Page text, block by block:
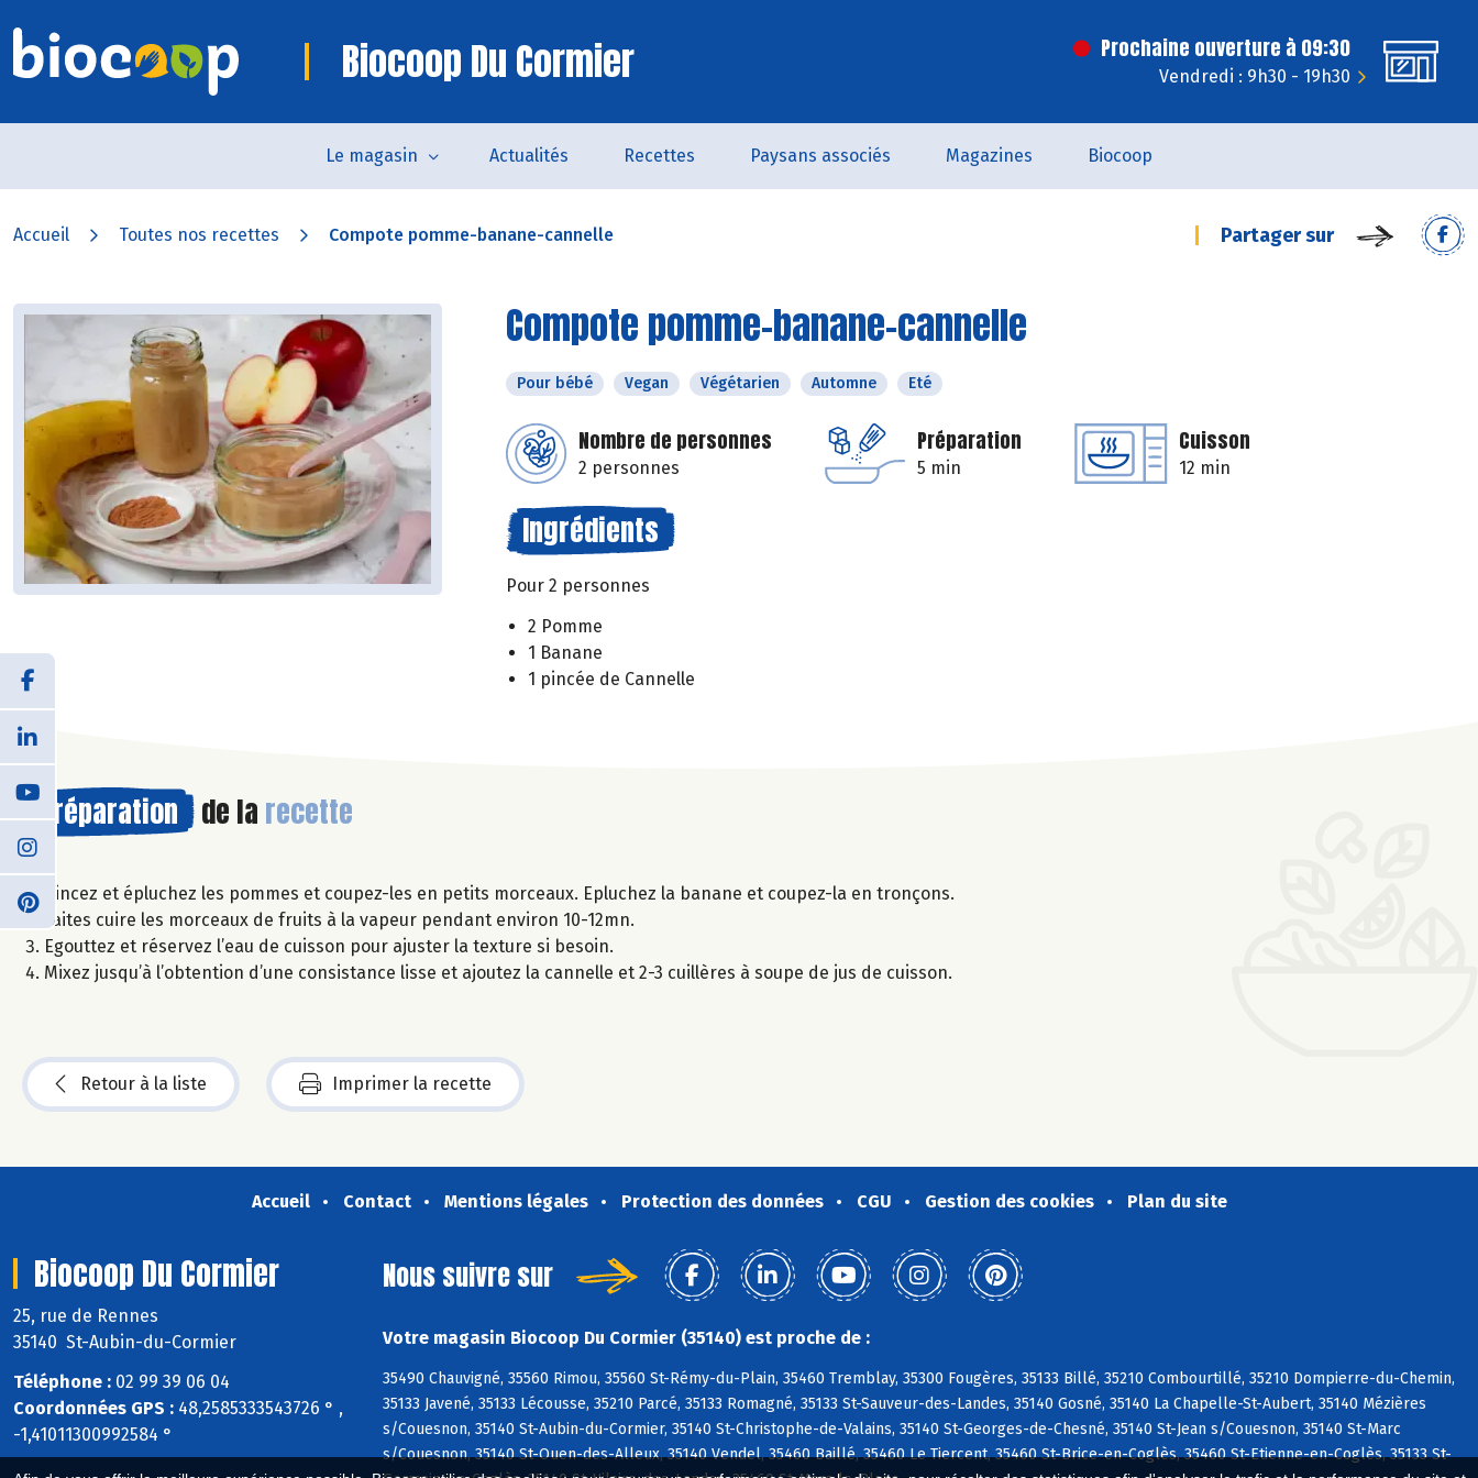
Biocoop Du Cormier Prochaine ouverture à 09:30
Vendredi : 9h30 - 19h30
Le magasin Actualités Recettes Paysans associés Magazines Biocoop
Accueil Toutes nos recettes Compote pomme-banane-cannelle Partager sur
Compote pomme-banane-cannelle
Pour bébé Vegan Végétarien Automne Eté
Nombre de personnes
2 personnes
Préparation
5 min
Cuisson
12 min
Ingrédients
Pour 2 personnes
2 Pomme
1 Banane
1 pincée de Cannelle
Préparation de la recette
Rincez et épluchez les pommes et coupez-les en petits morceaux. Epluchez la banane et coupez-la en tronçons.
Faites cuire les morceaux de fruits à la vapeur pendant environ 10-12mn.
Egouttez et réservez l’eau de cuisson pour ajuster la texture si besoin.
Mixez jusqu’à l’obtention d’une consistance lisse et ajoutez la cannelle et 2-3 cuillères à soupe de jus de cuisson.
Retour à la liste Imprimer la recette
Accueil Contact Mentions légales Protection des données CGU Gestion des cookies Plan du site
Biocoop Du Cormier
25, rue de Rennes
35140 St-Aubin-du-Cormier
Téléphone : 02 99 39 06 04
Coordonnées GPS : 48,2585333543726 ° ,
-1,41011300992584 °
Nous suivre sur
Votre magasin Biocoop Du Cormier (35140) est proche de :
35490 Chauvigné, 35560 Rimou, 35560 St-Rémy-du-Plain, 35460 Tremblay, 35300 Fougères, 35133 Billé, 35210 Combourtillé, 35210 Dompierre-du-Chemin,
35133 Javené, 35133 Lécousse, 35210 Parcé, 35133 Romagné, 35133 St-Sauveur-des-Landes, 35140 Gosné, 35140 La Chapelle-St-Aubert, 35140 Mézières
s/Couesnon, 35140 St-Aubin-du-Cormier, 35140 St-Christophe-de-Valains, 35140 St-Georges-de-Chesné, 35140 St-Jean s/Couesnon, 35140 St-Marc
s/Couesnon, 35140 St-Ouen-des-Alleux, 35140 Vendel, 35460 Baillé, 35460 Le Tiercent, 35460 St-Brice-en-Coglès, 35460 St-Etienne-en-Coglès, 35133 St-